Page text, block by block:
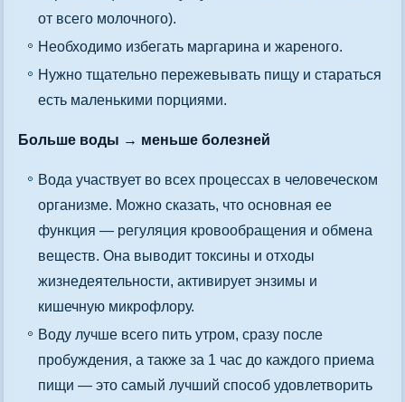
от всего молочного).
Необходимо избегать маргарина и жареного.
Нужно тщательно пережевывать пищу и стараться
есть маленькими порциями.
Больше воды → меньше болезней
Вода участвует во всех процессах в человеческом
организме. Можно сказать, что основная ее
функция — регуляция кровообращения и обмена
веществ. Она выводит токсины и отходы
жизнедеятельности, активирует энзимы и
кишечную микрофлору.
Воду лучше всего пить утром, сразу после
пробуждения, а также за 1 час до каждого приема
пищи — это самый лучший способ удовлетворить